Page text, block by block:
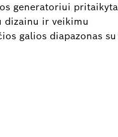
generatoriui
dizainu ir veikimu
galios diapazonas